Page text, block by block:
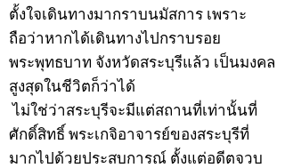
ตั้งใจเดินทางมากราบนมัสการ เพราะ
ถือว่าหากได้เดินทางไปกราบรอย
พระพุทธบาท จังหวัดสระบุรีแล้ว เป็นมงคล
สูงสุดในชีวิตก็ว่าได้
ไม่ใช่ว่าสระบุรีจะมีแต่สถานที่เท่านั้นที่
ศักดิ์สิทธิ์ พระเกจิอาจารย์ของสระบุรีที่
มากไปด้วยประสบการณ์ ตั้งแต่อดีตจวบ